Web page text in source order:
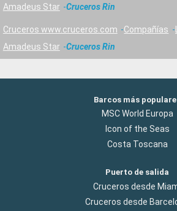
Amadeus Star
Cruceros Rin
Cruceros www.cruceros.com Compañías
Amadeus Star
Cruceros Rin
Barcos más
MSC World Europa
Icon of the Seas
Costa Toscana
Puerto de salida
Cruceros desde
Cruceros desde